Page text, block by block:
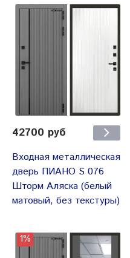
42700 руб
Входная металлическая
дверь ПИАНО S 076
Шторм Аляска (белый
матовый, без текстуры)
1%